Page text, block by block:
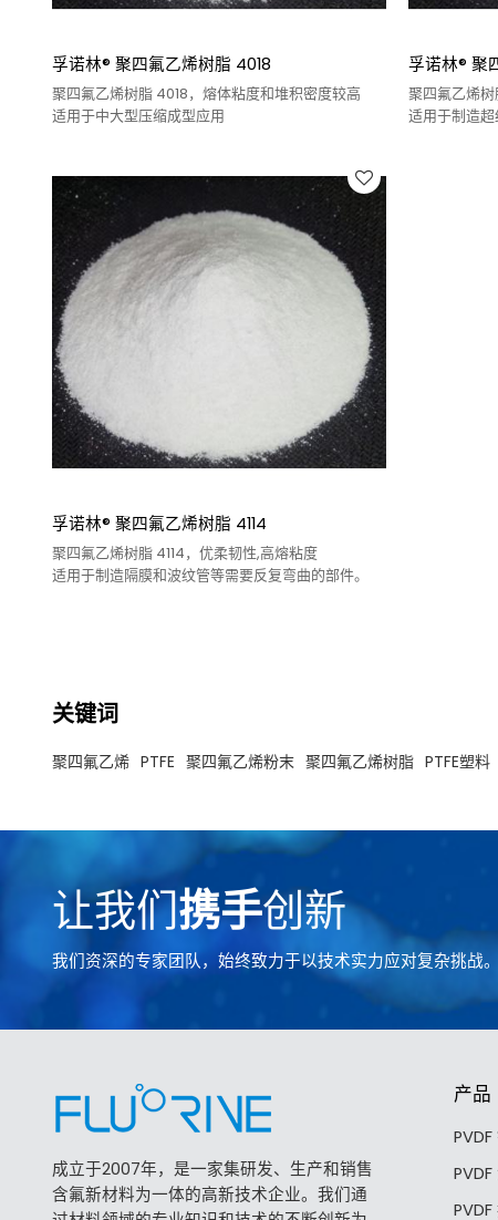
孚诺林® 聚四氟乙烯树脂 4018
聚四氟乙烯树脂 4018，熔体粘度和堆积密度较高
适用于中大型压缩成型应用
孚诺林® 聚
聚四氟乙烯
适用于制造超
孚诺林® 聚四氟乙烯树脂 4114
聚四氟乙烯树脂 4114，优柔韧性,高熔粘度
适用于制造隔膜和波纹管等需要反复弯曲的部件。
关键词
聚四氟乙烯 PTFE 聚四氟乙烯粉末 聚四氟乙烯树脂 PTFE塑料
让我们携手创新
我们资深的专家团队，始终致力于以技术实力应对复杂挑战
成立于2007年，是一家集研发、生产和销售
含氟新材料为一体的高新技术企业。我们通
产品